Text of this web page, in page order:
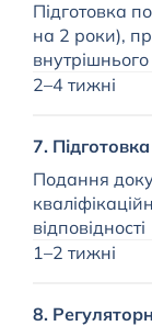
Підготовка
на 2 роки),
2–4 тижні
7.
Подання
відповідності
1–2 тижні
8.